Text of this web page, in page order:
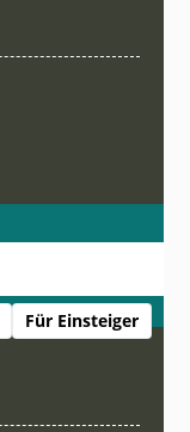
Für Einsteiger